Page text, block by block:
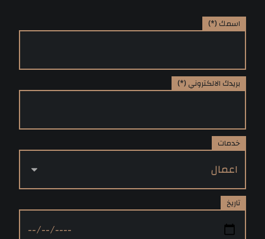
اسمك (*)
بريدك الالكتروني (*)
خدمات
تاريخ